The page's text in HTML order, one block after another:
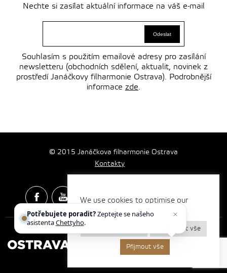
Nechte si zasílat aktuální informace na váš e-mail
Souhlasím s použitím emailové adresy pro zasílání
newsletteru (obchodních sdělení, aktualit, novinek z
prostředí Janáčkovy filharmonie Ostrava). Podrobnější
informace zde.
© 2015 Janáčkova filharmonie Ostrava
Kontakty
Spotify & Itunes Icons made byFreepik fromwww.flaticon.com
Vytvořilo
We use cookies to optimise our
website and our services.
Odmítnout vše
Přijmout vše
Potřebujete poradit?Zeptejte se našeho
asistentaChettyho.